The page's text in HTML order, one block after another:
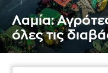
Λαμία:
όλες τις